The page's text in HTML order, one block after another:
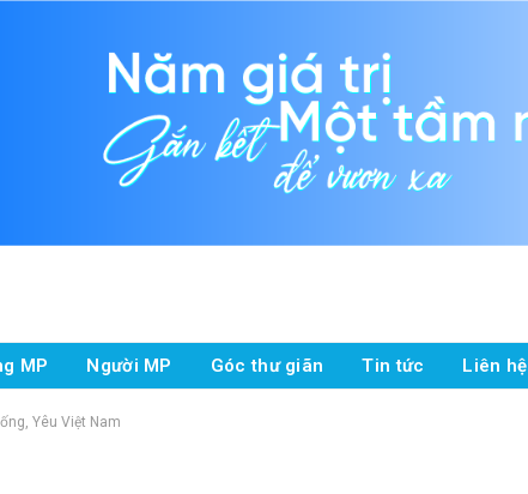
MP Người MP Góc thư giãn Tin tức Liên hệ
Yêu Việt Nam